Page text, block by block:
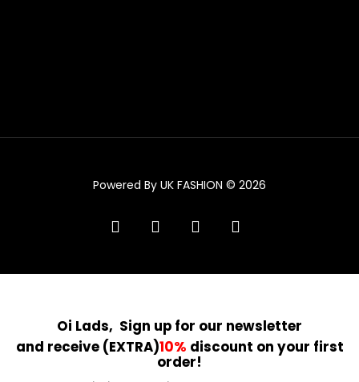
Powered By UK FASHION © 2026
facebookinstagramtiktok trustpilot
Oi Lads, Sign up for our newsletter
and receive (EXTRA)10% discount on your first
order!